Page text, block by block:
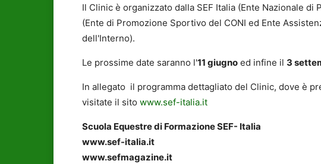
Il Clinic è organizzato dalla SEF Italia (Ente Nazionale di
(Ente di Promozione Sportivo del CONI ed Ente
dell'Interno).
Le prossime date saranno l'11 giugno ed infine il 3
In allegato il programma dettagliato del Clinic, dove è
visitate il sito www.sef-italia.it
Scuola Equestre di Formazione SEF- Italia
www.sef-italia.it
www.sefmagazine.it